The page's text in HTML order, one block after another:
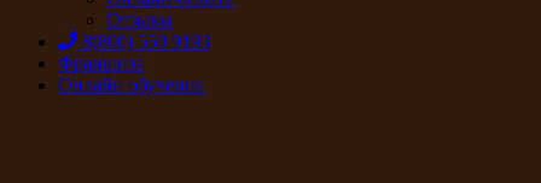
Отзывы
8(800) 550 9193
Франшиза
Онлайн обучение